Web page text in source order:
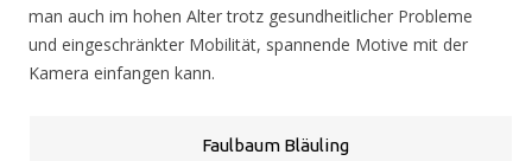
man auch im hohen Alter trotz gesundheitlicher Probleme
und eingeschränkter Mobilität, spannende Motive mit der
Kamera einfangen kann.
Faulbaum Bläuling